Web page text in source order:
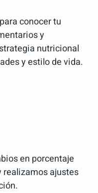
conocer tu
y
nutricional
y estilo de vida.
en porcentaje
realizamos ajustes